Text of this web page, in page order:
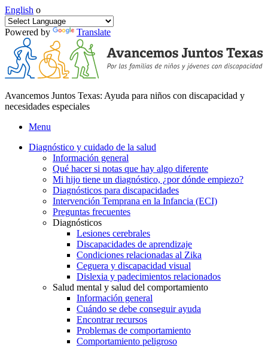
English o
Powered by Translate
Avancemos Juntos Texas: Ayuda para niños con discapacidad y
necesidades especiales
Menu
Diagnóstico y cuidado de la salud
Información general
Qué hacer si notas que hay algo diferente
Mi hijo tiene un diagnóstico, ¿por dónde empiezo?
Diagnósticos para discapacidades
Intervención Temprana en la Infancia (ECI)
Preguntas frecuentes
Diagnósticos
Lesiones cerebrales
Discapacidades de aprendizaje
Condiciones relacionadas al Zika
Ceguera y discapacidad visual
Dislexia y padecimientos relacionados
Salud mental y salud del comportamiento
Información general
Cuándo se debe conseguir ayuda
Encontrar recursos
Problemas de comportamiento
Comportamiento peligroso